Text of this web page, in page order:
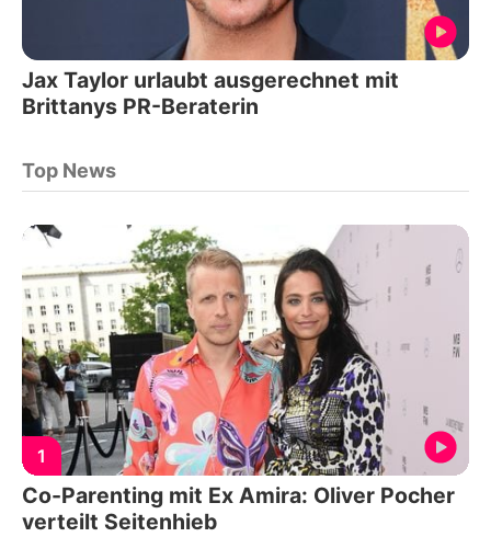
Jax Taylor urlaubt ausgerechnet mit
Brittanys PR-Beraterin
Top News
1
Co-Parenting mit Ex Amira: Oliver Pocher
verteilt Seitenhieb